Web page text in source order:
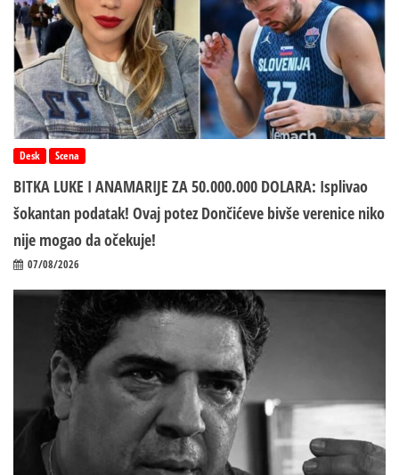
Desk Scena
BITKA LUKE I ANAMARIJE ZA 50.000.000 DOLARA: Isplivao
šokantan podatak! Ovaj potez Dončićeve bivše verenice niko
nije mogao da očekuje!
07/08/2026